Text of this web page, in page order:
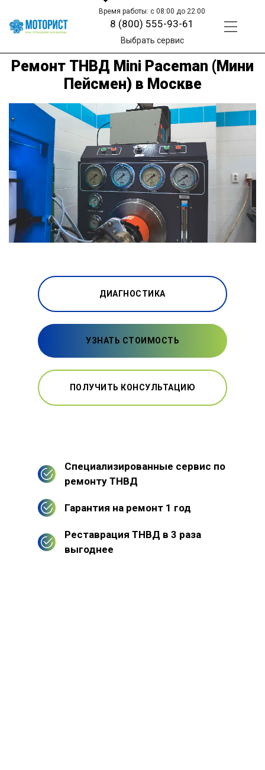
Время работы: с 08:00 до 22:00
8 (800) 555-93-61
Выбрать сервис
Ремонт ТНВД Mini Paceman (Мини
Пейсмен) в Москве
ДИАГНОСТИКА
УЗНАТЬ СТОИМОСТЬ
ПОЛУЧИТЬ КОНСУЛЬТАЦИЮ
Специализированные сервис по
ремонту ТНВД
Гарантия на ремонт 1 год
Реставрация ТНВД в 3 раза
выгоднее